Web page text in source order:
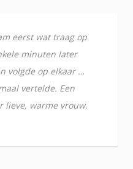
eerst wat traag op
minuten later
volgde op elkaar …
vertelde. Een
lieve, warme vrouw.